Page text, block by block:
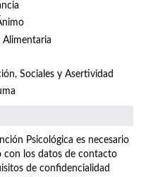
Alimentaria
Sociales y Asertividad
Psicológica es necesario
con los datos de contacto
de confidencialidad